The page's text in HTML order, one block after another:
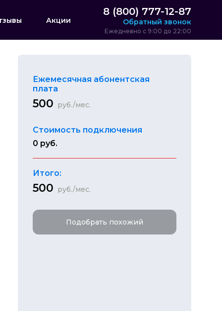
Акции
8 (800) 777-12-87
Обратный звонок
Ежедневно с 9:00 до 22:00
Ежемесячная абонентская
плата
500 руб./мес.
Стоимость подключения
0 руб.
Итого:
500 руб./мес.
Подобрать похожий